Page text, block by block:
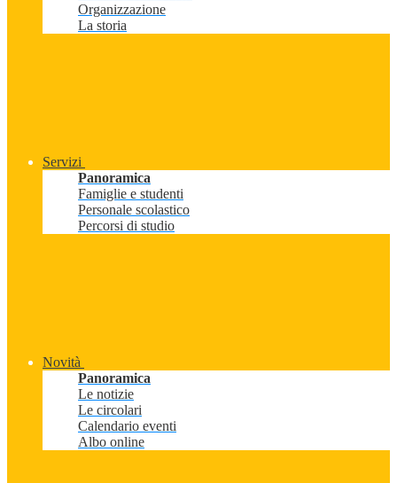
Organizzazione
La storia
Servizi
Panoramica
Famiglie e studenti
Personale scolastico
Percorsi di studio
Novità
Panoramica
Le notizie
Le circolari
Calendario eventi
Albo online